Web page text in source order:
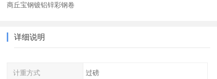
商丘宝钢镀铝锌彩钢卷
详细说明
计重方式 过磅